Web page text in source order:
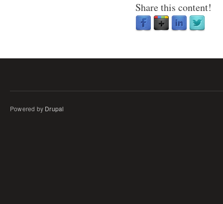
Share this content!
Powered by Drupal